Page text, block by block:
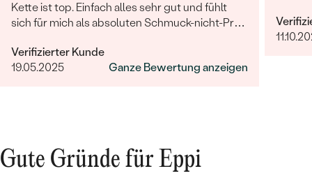
Kette ist top. Einfach alles sehr gut und fühlt
sich für mich als absoluten Schmuck-nicht-Profi
Verifizierter Kunde
19.05.2025
Ganze Bewertung anzeigen
Gute Gründe für Eppi